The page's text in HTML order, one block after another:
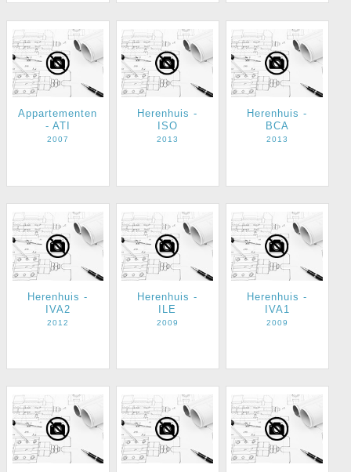
Appartementen
- ATI
2007
Herenhuis -
ISO
2013
Herenhuis -
BCA
2013
Herenhuis -
IVA2
2012
Herenhuis -
ILE
2009
Herenhuis -
IVA1
2009